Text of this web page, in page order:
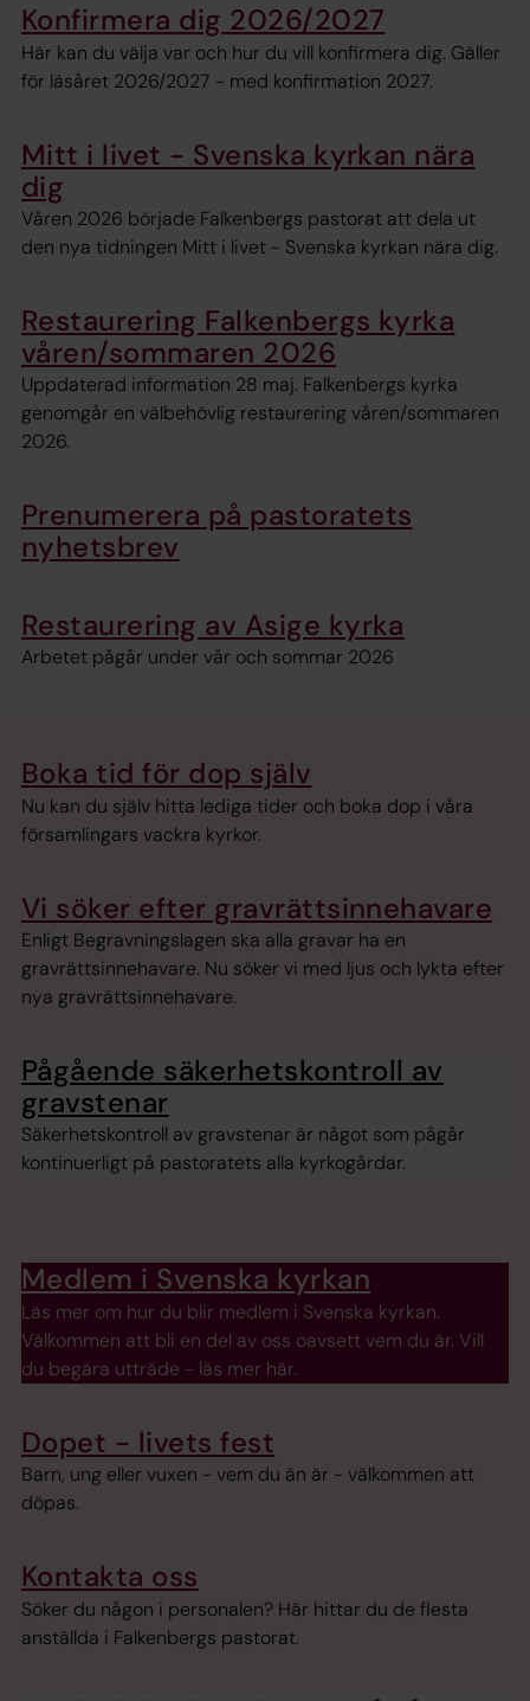
Konfirmera dig 2026/2027
Här kan du välja var och hur du vill konfirmera dig. Gäller
för läsåret 2026/2027 - med konfirmation 2027.
Mitt i livet - Svenska kyrkan nära
dig
Våren 2026 började Falkenbergs pastorat att dela ut
den nya tidningen Mitt i livet - Svenska kyrkan nära dig.
Restaurering Falkenbergs kyrka
våren/sommaren 2026
Uppdaterad information 28 maj. Falkenbergs kyrka
genomgår en välbehövlig restaurering våren/sommaren
2026.
Prenumerera på pastoratets
nyhetsbrev
Restaurering av Asige kyrka
Arbetet pågår under vår och sommar 2026
Boka tid för dop själv
Nu kan du själv hitta lediga tider och boka dop i våra
församlingars vackra kyrkor.
Vi söker efter gravrättsinnehavare
Enligt Begravningslagen ska alla gravar ha en
gravrättsinnehavare. Nu söker vi med ljus och lykta efter
nya gravrättsinnehavare.
Pågående säkerhetskontroll av
gravstenar
Säkerhetskontroll av gravstenar är något som pågår
kontinuerligt på pastoratets alla kyrkogårdar.
Medlem i Svenska kyrkan
Läs mer om hur du blir medlem i Svenska kyrkan.
Välkommen att bli en del av oss oavsett vem du är. Vill
du begära utträde - läs mer här.
Dopet - livets fest
Barn, ung eller vuxen - vem du än är - välkommen att
döpas.
Kontakta oss
Söker du någon i personalen? Här hittar du de flesta
anställda i Falkenbergs pastorat.